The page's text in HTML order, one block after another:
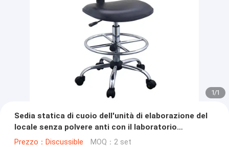
1/1
Sedia statica di cuoio dell'unità di elaborazione del
locale senza polvere anti con il laboratorio
commerciale della mobilia di resto del piede
Prezzo：Discussible MOQ：2 set